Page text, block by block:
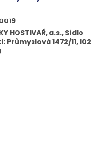
HOSTIVAŘ, a.s., Sídlo
Průmyslová 1472/11, 102